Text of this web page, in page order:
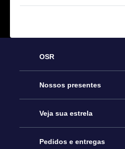
OSR
Serviço
Entre em contato conosco
Blog
Nossos presentes
Presente estrelar on-line
Pacote de presente da OSR
Veja sua estrela
Star Register
Pedidos e entregas